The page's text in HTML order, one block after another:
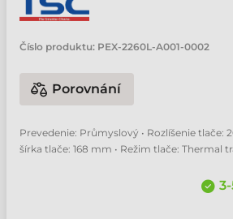
Číslo produktu: PEX-2260L-A001-0002
Porovnání
Prevedenie: Průmyslový • Rozlíšenie tlače:
šírka tlače: 168 mm • Režim tlače: Thermal